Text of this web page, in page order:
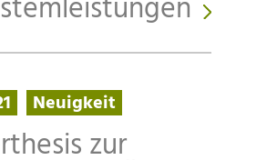
Neuigkeit
zur